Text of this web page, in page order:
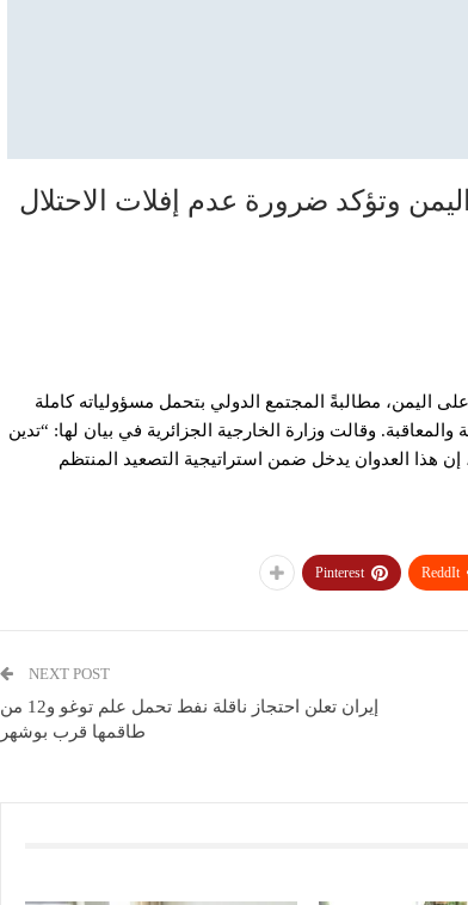
وتؤكد ضرورة عدم إفلات الاحتلال
اليمن، مطالبةً المجتمع الدولي بتحمل مسؤولياته كاملة
وقالت وزارة الخارجية الجزائرية في بيان لها: “تدين
إن هذا العدوان يدخل ضمن استراتيجية التصعيد المنتظم
ReddIt
Pinterest
NEXT POST
إيران تعلن احتجاز ناقلة نفط تحمل علم توغو و12 من
طاقمها قرب بوشهر